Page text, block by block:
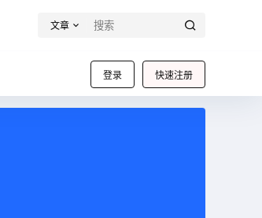
文章
登录 快速注册